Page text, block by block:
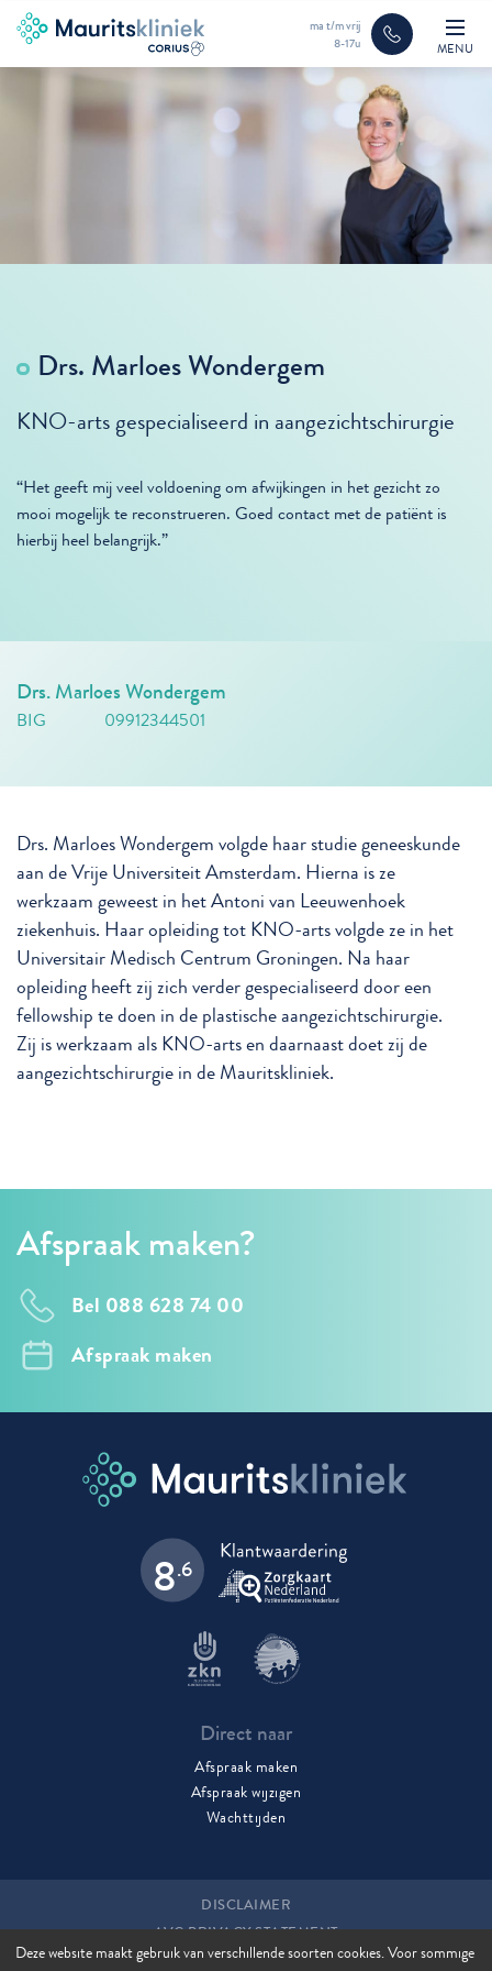
ma t/m vrij
8-17u
MENU
Drs. Marloes Wondergem
KNO-arts gespecialiseerd in aangezichtschirurgie
“Het geeft mij veel voldoening om afwijkingen in het gezicht zo
mooi mogelijk te reconstrueren. Goed contact met de patiënt is
hierbij heel belangrijk.”
Drs. Marloes Wondergem
BIG 09912344501
Drs. Marloes Wondergem volgde haar studie geneeskunde
aan de Vrije Universiteit Amsterdam. Hierna is ze
werkzaam geweest in het Antoni van Leeuwenhoek
ziekenhuis. Haar opleiding tot KNO-arts volgde ze in het
Universitair Medisch Centrum Groningen. Na haar
opleiding heeft zij zich verder gespecialiseerd door een
fellowship te doen in de plastische aangezichtschirurgie.
Zij is werkzaam als KNO-arts en daarnaast doet zij de
aangezichtschirurgie in de Mauritskliniek.
Afspraak maken?
Bel 088 628 74 00
Afspraak maken
8.6
Direct naar
Afspraak maken
Afspraak wijzigen
Wachttijden
DISCLAIMER
AVG PRIVACY STATEMENT
COOKIES
Deze website maakt gebruik van verschillende soorten cookies. Voor sommige